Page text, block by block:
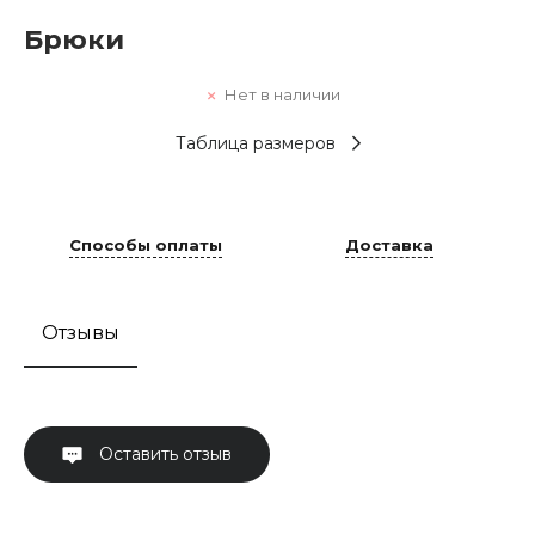
Брюки
Нет в наличии
Таблица размеров
Способы оплаты Доставка
Отзывы
Оставить отзыв